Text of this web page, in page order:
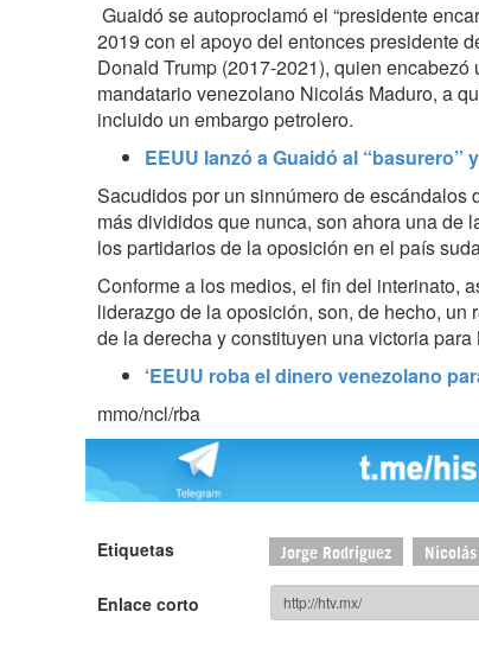
Guaidó se autoproclamó el “presidente
2019 con el apoyo del entonces presidente
Donald Trump (2017-2021), quien
mandatario venezolano Nicolás Maduro, a
incluido un embargo petrolero.
EEUU lanzó a Guaidó al “basurero”
Sacudidos por un sinnúmero de escándalos
más divididos que nunca, son ahora una de
los partidarios de la oposición en el país
Conforme a los medios, el fin del interinato,
liderazgo de la oposición, son, de hecho, un
de la derecha y constituyen una victoria para
‘EEUU roba el dinero venezolano
mmo/ncl/rba
Etiquetas Jorge Rodríguez Nicolás
Enlace corto